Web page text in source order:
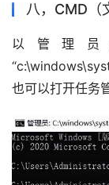
八，CMD（
以管理
也可以打开任务